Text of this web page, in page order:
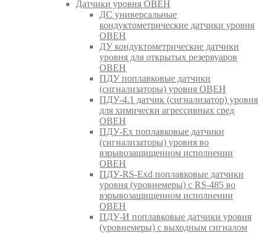
Датчики уровня ОВЕН
ДС универсальные
кондуктометрические датчики уровня
ОВЕН
ДУ кондуктометрические датчики
уровня для открытых резервуаров
ОВЕН
ПДУ поплавковые датчики
(сигнализаторы) уровня ОВЕН
ПДУ-4.1 датчик (сигнализатор) уровня
для химически агрессивных сред
ОВЕН
ПДУ-Ex поплавковые датчики
(сигнализаторы) уровня во
взрывозащищенном исполнении
ОВЕН
ПДУ-RS-Exd поплавковые датчики
уровня (уровнемеры) с RS-485 во
взрывозащищенном исполнении
ОВЕН
ПДУ-И поплавковые датчики уровня
(уровнемеры) с выходным сигналом